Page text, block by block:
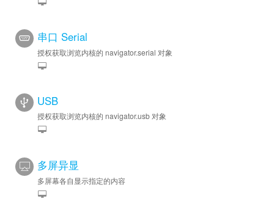
串口 Serial
授权获取浏览内核的 navigator.serial 对象
USB
授权获取浏览内核的 navigator.usb 对象
多屏异显
多屏幕各自显示指定的内容